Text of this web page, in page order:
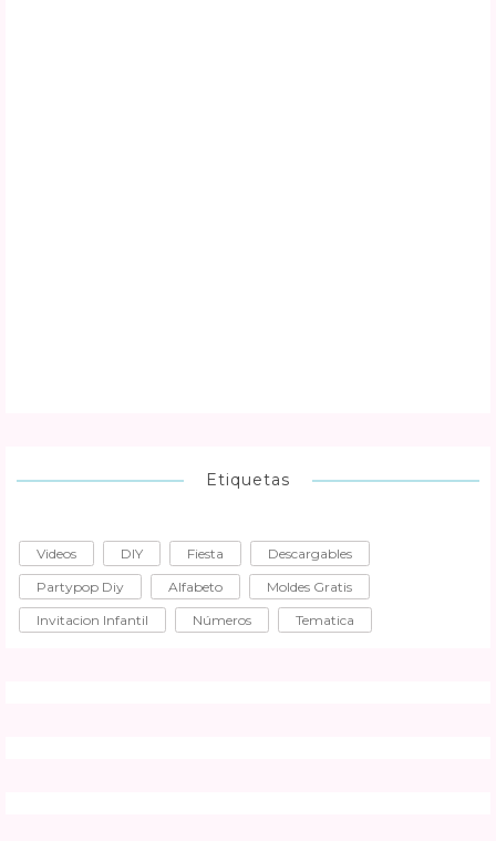
Etiquetas
Videos DIY Fiesta
Descargables
Partypop Diy
Alfabeto
Moldes Gratis
Invitacion Infantil
Números Tematica